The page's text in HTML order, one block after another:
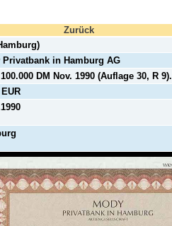
Zurück
Privatbank in Hamburg AG
DM Nov. 1990 (Auflage 30, R 9).